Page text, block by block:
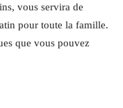
vous servira de
pour toute la famille.
que vous pouvez